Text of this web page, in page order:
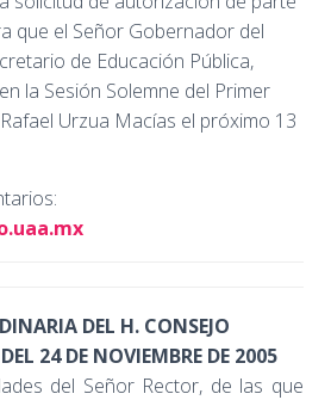
que el Señor Gobernador del
de Educación Pública,
la Sesión Solemne del Primer
Urzua Macías el próximo 13
DEL H. CONSEJO
24 DE NOVIEMBRE DE 2005
del Señor Rector, de las que